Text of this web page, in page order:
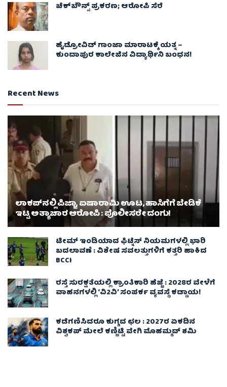
ಚೆಕ್​ಬೌನ್ಸ್​ ಪ್ರಕರಣ; ಆರೋಪಿ ಸೆರೆ
ಹೈಡ್ರೋವಿಡ್ ಗಾಂಜಾ ಮಾರಾಟಕ್ಕೆ ಯತ್ನ –
ಕುಂದಾಪುರ ಕಾಲೇಜಿನ ವಿದ್ಯಾರ್ಥಿನಿ ಬಂಧನ!
Recent News
ಲಾಕಪ್‌ನಲ್ಲಿ ಪಿಜ್ಜಾ, ಐಷಾರಾಮಿ ಊಟ, ಹಾಸಿಗೆಗೆ ಬೇಡಿಕೆ
ಇಟ್ಟ ಅತ್ಯಾಚಾರ ಆರೋಪಿ : ಪೊಲೀಸರೇ ದಂಗು!
ಟೀಮ್ ಇಂಡಿಯಾದ ಫಿಟ್ನೆಸ್ ನಿಯಮಗಳಲ್ಲಿ ಭಾರಿ
ಬದಲಾವಣೆ : ವಿಶೇಷ ಸವಲತ್ತುಗಳಿಗೆ ಕತ್ತರಿ ಹಾಕಿದ
BCCI
ರಸ್ತೆ ಸುರಕ್ಷತೆಯಲ್ಲಿ ಕ್ರಾಂತಿಕಾರಿ ಹೆಜ್ಜೆ : 2028ರ ವೇಳೆಗೆ
ವಾಹನಗಳಲ್ಲಿ ‘ವಿ2ವಿ’ ಸಂಪರ್ಕ ವ್ಯವಸ್ಥೆ ಕಡ್ಡಾಯ!
ಕಡೆಗಣಿಸಿದರೂ ಕುಗ್ಗದ ಛಲ : 2027ರ ಏಕದಿನ
ವಿಶ್ವಕಪ್‌ ಮೇಲೆ ಕಣ್ಣಿಟ್ಟಿ ವೇಗಿ ಮೊಹಮ್ಮದ್ ಶಮಿ